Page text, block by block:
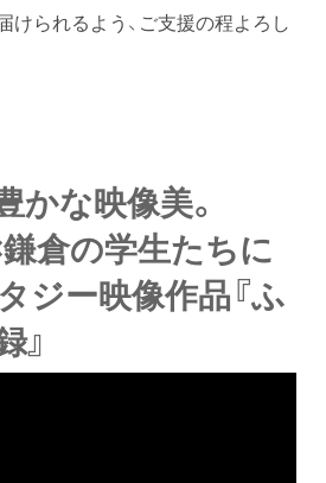
けられるよう、ご支援の程よろし
かな映像美。
倉の学生たちに
ジー映像作品『ふ
』